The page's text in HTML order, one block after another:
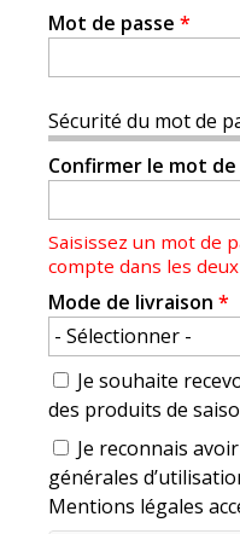
Mot de passe *
Sécurité du mot de
Confirmer le mot de
Saisissez un mot de
compte dans les
Mode de livraison *
Je souhaite
des produits de
Je reconnais
générales
Mentions légales